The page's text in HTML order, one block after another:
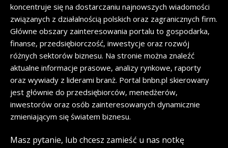
koncentruje się na dostarczaniu najnowszych wiadomości
związanych z działalnością polskich oraz zagranicznych firm.
Główne obszary zainteresowania portalu to gospodarka,
finanse, przedsiębiorczość, inwestycje oraz rozwój
różnych sektorów biznesu. Na stronie można znaleźć
aktualne informacje prasowe, analizy rynkowe, raporty
oraz wywiady z liderami branż. Portal bnbn.pl skierowany
jest głównie do przedsiębiorców, menedżerów,
inwestorów oraz osób zainteresowanych dynamicznie
zmieniającym się światem biznesu.
Masz pytanie, lub chcesz zamieść u nas notkę